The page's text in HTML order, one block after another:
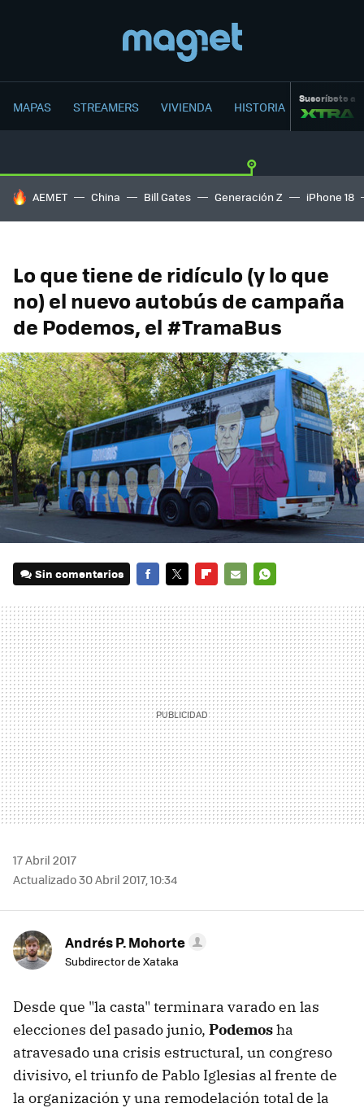
MAPAS STREAMERS VIVIENDA HISTORIA Suscríbete a
HOY SE HABLA DE
AEMET China Bill Gates Generación Z iPhone 18
Lo que tiene de ridículo (y lo que
no) el nuevo autobús de campaña
de Podemos, el #TramaBus
Sin comentarios
MAIL
17 Abril 2017
Actualizado 30 Abril 2017, 10:34
Andrés P. Mohorte
Subdirector de Xataka
Desde que "la casta" terminara varado en las
elecciones del pasado junio, Podemosha
atravesado una crisis estructural, un congreso
divisivo, el triunfo de Pablo Iglesias al frente de
la organización y una remodelación total de la